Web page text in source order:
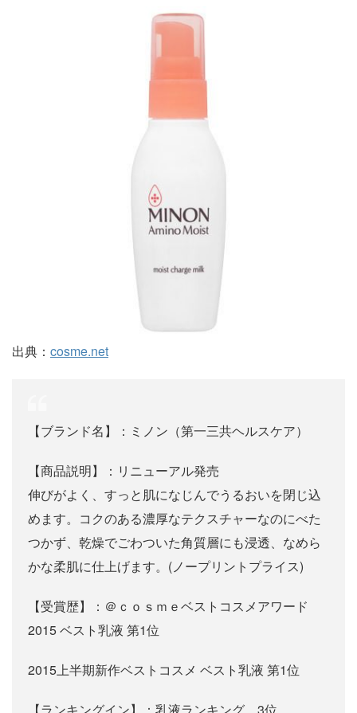
出典： cosme.net
【ブランド名】：ミノン（第一三共ヘルスケア）
【商品説明】：リニューアル発売
伸びがよく、すっと肌になじんでうるおいを閉じ込
めます。コクのある濃厚なテクスチャーなのにべた
つかず、乾燥でごわついた角質層にも浸透、なめら
かな柔肌に仕上げます。(ノープリントプライス)
【受賞歴】：＠ｃｏｓｍｅベストコスメアワード
2015 ベスト乳液 第1位
2015上半期新作ベストコスメ ベスト乳液 第1位